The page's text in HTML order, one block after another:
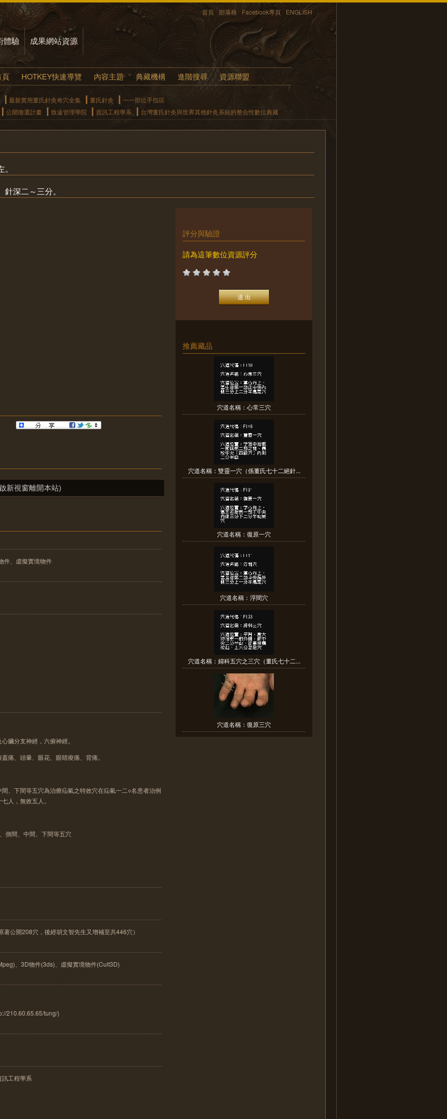
首頁 部落格 Facebook專頁 ENGLISH
體驗 成果網站資源
HOTKEY快速導覽 內容主題 典藏機構 進階搜尋 資源聯盟
最新實用董氏針灸奇穴全集 董氏針灸
一一部位手指區
公開徵選計畫
致遠管理學院 資訊工程學系 台灣董氏針灸與世界其他針灸系統的整合性數位典藏
深二～三分。
新視窗離開本站)
件、虛擬實境物件
臟分支神經，六俯神經。
痛、頭暈、眼花、眼睛痠痛、背痛。
、下間等五穴為治療疝氣之特效穴在疝氣一二○名患者治例
人，無效五人。
側間、中間、下間等五穴
公開208穴，後經胡文智先生又增補至共446穴）
、3D物件(3ds)、虛擬實境物件(Cult3D)
210.60.65.65/tung/)
工程學系
評分與驗證
請為這筆數位資源評分
推薦藏品
穴道名稱：心常三穴
穴道名稱：雙靈一穴（係董氏七十二絕針...
穴道名稱：復原一穴
穴道名稱：浮間穴
穴道名稱：婦科五穴之三穴（董氏七十二...
穴道名稱：復原三穴